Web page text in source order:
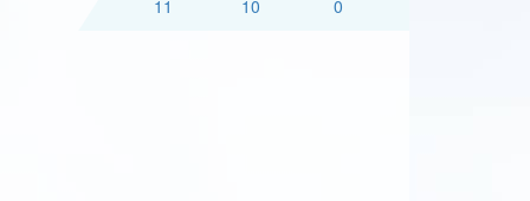
11
10
0